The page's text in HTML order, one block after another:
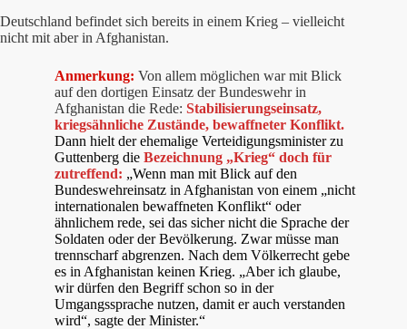
Deutschland befindet sich bereits in einem Krieg – vielleicht
nicht mit aber in Afghanistan.
Anmerkung: Von allem möglichen war mit Blick
auf den dortigen Einsatz der Bundeswehr in
Afghanistan die Rede: Stabilisierungseinsatz,
kriegsähnliche Zustände, bewaffneter Konflikt.
Dann hielt der ehemalige Verteidigungsminister zu
Guttenberg die Bezeichnung „Krieg“ doch für
zutreffend: „Wenn man mit Blick auf den
Bundeswehreinsatz in Afghanistan von einem „nicht
internationalen bewaffneten Konflikt“ oder
ähnlichem rede, sei das sicher nicht die Sprache der
Soldaten oder der Bevölkerung. Zwar müsse man
trennscharf abgrenzen. Nach dem Völkerrecht gebe
es in Afghanistan keinen Krieg. „Aber ich glaube,
wir dürfen den Begriff schon so in der
Umgangssprache nutzen, damit er auch verstanden
wird“, sagte der Minister.“